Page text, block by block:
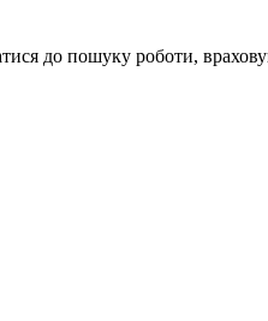
до пошуку роботи,